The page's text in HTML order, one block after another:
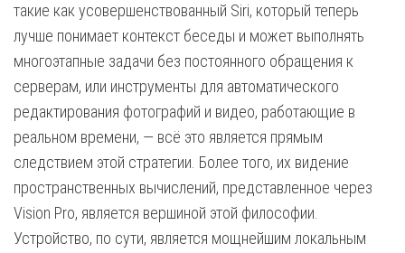
такие как усовершенствованный Siri, который теперь
лучше понимает контекст беседы и может выполнять
многоэтапные задачи без постоянного обращения к
серверам, или инструменты для автоматического
редактирования фотографий и видео, работающие в
реальном времени, — всё это является прямым
следствием этой стратегии. Более того, их видение
пространственных вычислений, представленное через
Vision Pro, является вершиной этой философии.
Устройство, по сути, является мощнейшим локальным